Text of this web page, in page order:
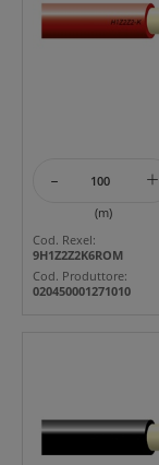
- +
(m)
Cod. Rexel:
9H1Z2Z2K6ROM
Cod. Produttore:
020450001271010